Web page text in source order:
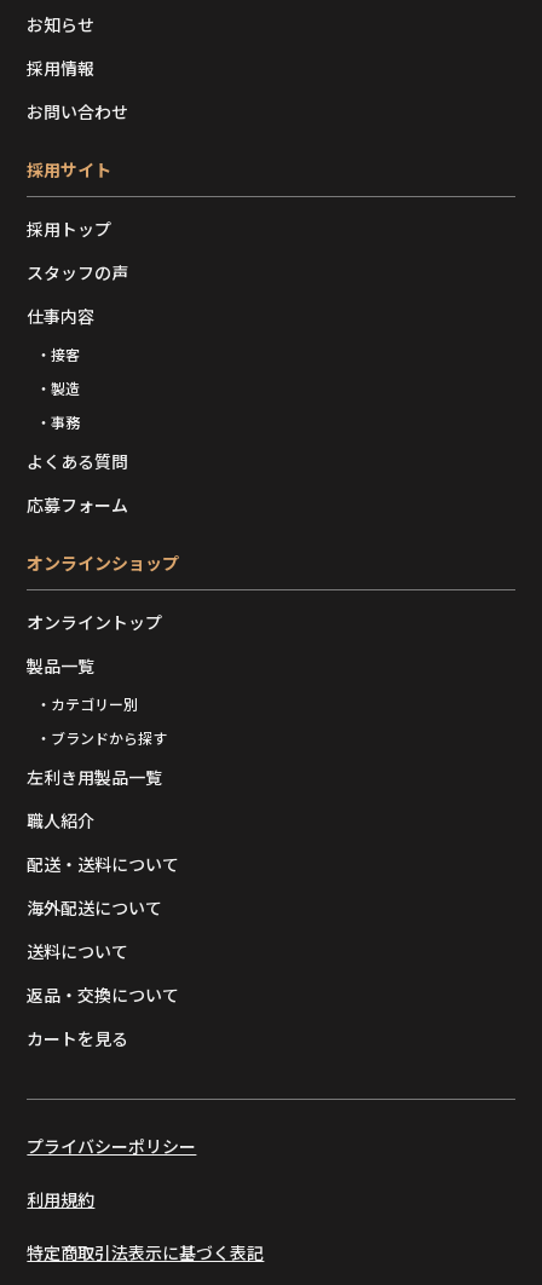
お知らせ
採用情報
お問い合わせ
採用サイト
採用トップ
スタッフの声
仕事内容
・接客
・製造
・事務
よくある質問
応募フォーム
オンラインショップ
オンライントップ
製品一覧
・カテゴリー別
・ブランドから探す
左利き用製品一覧
職人紹介
配送・送料について
海外配送について
送料について
返品・交換について
カートを見る
プライバシーポリシー
利用規約
特定商取引法表示に基づく表記